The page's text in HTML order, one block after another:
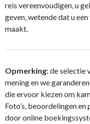
reis vereenvoudigen, u
geven, wetende dat u
maakt.
Opmerking:de selectie
mening en we
die ervoor kiezen om
Foto’s, beoordelingen
door online